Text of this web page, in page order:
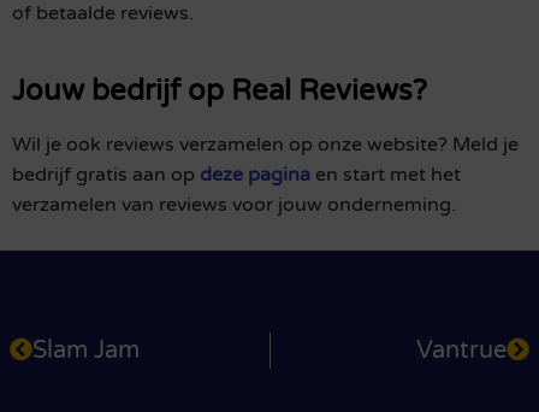
of betaalde reviews.
Jouw bedrijf op Real Reviews?
Wil je ook reviews verzamelen op onze website? Meld je
bedrijf gratis aan op deze pagina en start met het
verzamelen van reviews voor jouw onderneming.
Slam Jam Vantrue